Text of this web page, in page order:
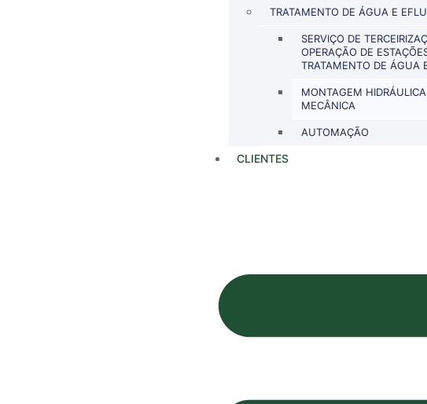
TRATAMENTO DE ÁGUA E
SERVIÇO DE
OPERAÇÃO DE
TRATAMENTO DE ÁGUA
MONTAGEM
MECÂNICA
AUTOMAÇÃO
CLIENTES